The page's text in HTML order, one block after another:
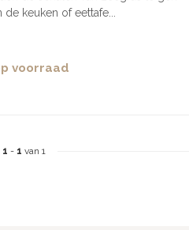
de keuken of eettafe...
voorraad
1 - 1 van 1